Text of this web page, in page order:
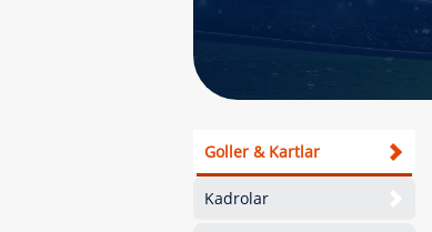
Goller & Kartlar
Kadrolar